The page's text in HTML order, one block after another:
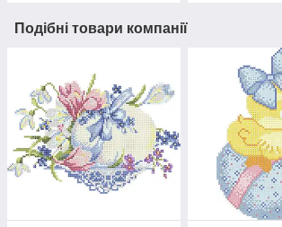
Подібні товари компанії